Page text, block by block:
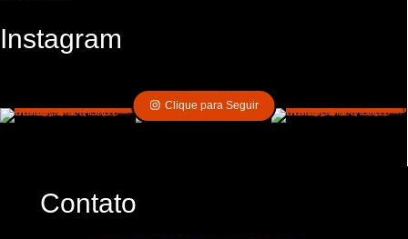
Instagram
Clique para Seguir
Contato